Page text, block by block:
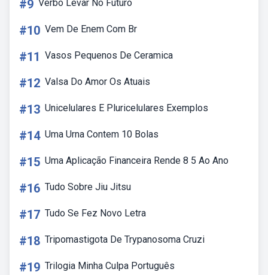
#9 Verbo Levar No Futuro
#10 Vem De Enem Com Br
#11 Vasos Pequenos De Ceramica
#12 Valsa Do Amor Os Atuais
#13 Unicelulares E Pluricelulares Exemplos
#14 Uma Urna Contem 10 Bolas
#15 Uma Aplicação Financeira Rende 8 5 Ao Ano
#16 Tudo Sobre Jiu Jitsu
#17 Tudo Se Fez Novo Letra
#18 Tripomastigota De Trypanosoma Cruzi
#19 Trilogia Minha Culpa Português